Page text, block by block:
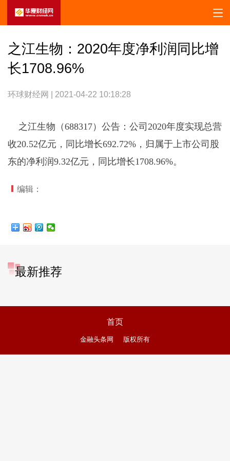
之江生物：2020年度净利润同比增
长1708.96%
环球财经网 | 2021-04-22 10:18:28
之江生物（688317）公告：公司2020年度实现总营
收20.52亿元，同比增长692.72%，归属于上市公司股
东的净利润9.32亿元，同比增长1708.96%。
编辑：
最新推荐
首页
金融头条网 版权所有